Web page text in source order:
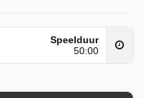
Speelduur
50:00